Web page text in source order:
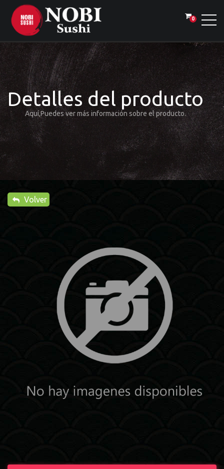
0
Detalles del producto
Aquí,Puedes ver más información sobre el producto.
Volver